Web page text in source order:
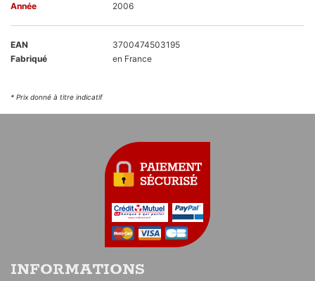
Année
2006
EAN
3700474503195
Fabriqué
en France
* Prix donné à titre indicatif
INFORMATIONS